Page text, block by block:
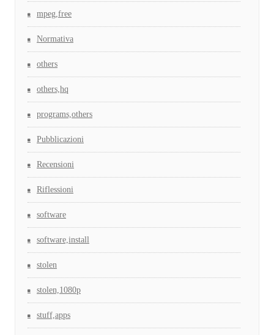
mpeg,free
Normativa
others
others,hq
programs,others
Pubblicazioni
Recensioni
Riflessioni
software
software,install
stolen
stolen,1080p
stuff,apps